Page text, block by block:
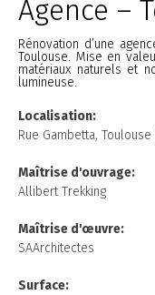
Agence –
Rénovation d’une
Toulouse. Mise en
matériaux naturels et
lumineuse.
Localisation:
Rue Gambetta,
Maîtrise d'ouvrage:
Allibert Trekking
Maîtrise d'œuvre:
SAArchitectes
Surface: